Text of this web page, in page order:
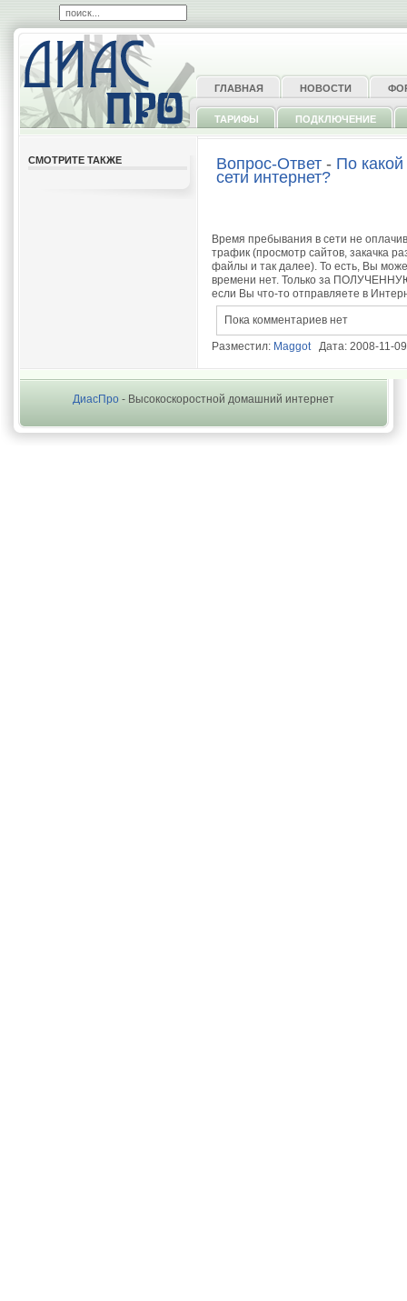
ГЛАВНАЯ НОВОСТИ
ТАРИФЫ ПОДКЛЮЧЕНИЕ
СМОТРИТЕ ТАКЖЕ Вопрос-Ответ - По
сети интернет?
Время пребывания в сети не
трафик (просмотр сайтов, закачка
файлы и так далее). То есть, Вы
времени нет. Только за
если Вы что-то отправляете в
Пока комментариев нет
Разместил: MaggotДата: 2008-11-
ДиасПро - Высокоскоростной домашний интернет